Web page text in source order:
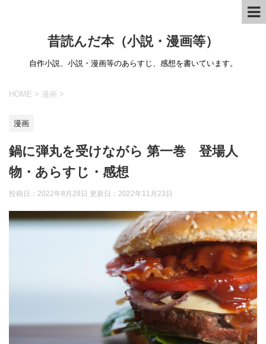
昔読んだ本（小説・漫画等）
自作小説、小説・漫画等のあらすじ、感想を書いています。
HOME > 漫画 >
漫画
鍋に弾丸を受けながら 第一巻 登場人
物・あらすじ・感想
投稿日：2022年8月28日 更新日： 2022年11月23日